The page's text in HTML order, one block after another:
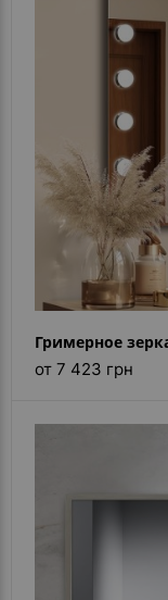
Гримерное
от 7 423 грн